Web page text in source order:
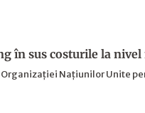
în sus costurile la
Națiunilor Unite